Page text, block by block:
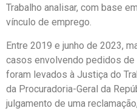
Trabalho analisar, com base
vínculo de emprego.
Entre 2019 e junho de 2023,
casos envolvendo pedidos
foram levados à Justiça do
da Procuradoria-Geral da
julgamento de uma